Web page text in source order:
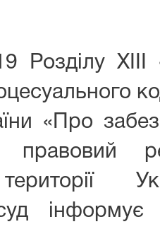
XIII
«Про
правовий
інформує